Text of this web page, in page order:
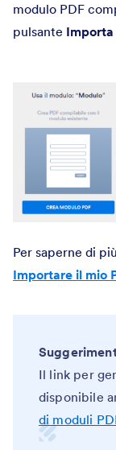
modulo PDF
pulsante Importa
Per saperne di
Importare il mio
Il link per
disponibile
di moduli